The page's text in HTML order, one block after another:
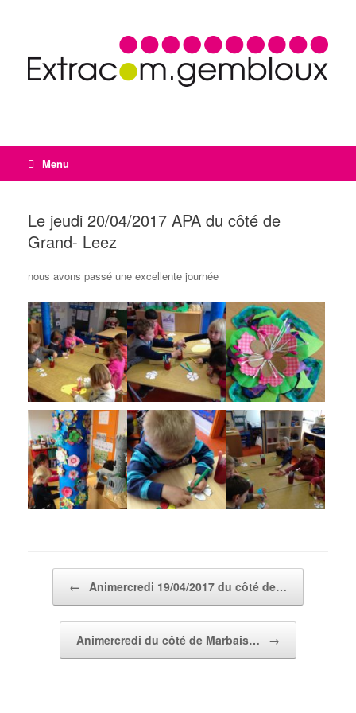
Menu
Le jeudi 20/04/2017 APA du côté de
Grand- Leez
nous avons passé une excellente journée
← Animercredi 19/04/2017 du côté de…
Animercredi du côté de Marbais… →